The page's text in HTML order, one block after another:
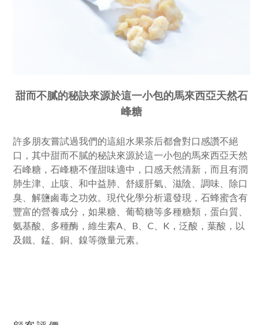
甜而不膩的秘訣來源於這一小包的馬來西亞天然石
峰糖
許多朋友嘗試過我們的這組水果茶后都會對口感讚不絕
口，其中甜而不膩的秘訣來源於這一小包的馬來西亞天然
石峰糖，石峰糖不僅甜味適中，口感天然清新，而且有潤
肺生津、止咳、和中益肺、舒緩肝氣、滋陰、調味、除口
臭、解鹽鹵毒之功效。現代化學分析還發現，石蜂蜜含有
豐富的營養成分，如果糖、葡萄糖等多種糖類，蛋白質、
氨基酸、多種酶，維生素A、B、C、K，泛酸，葉酸，以
及鐵、錳、銅、鎳等微量元素。